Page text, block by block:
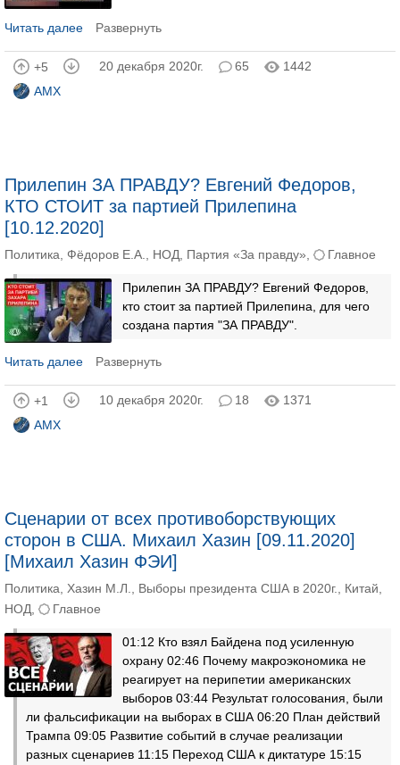
Читать далее Развернуть
+5 20 декабря 2020г. 65
1442
AMX
Прилепин ЗА ПРАВДУ? Евгений Федоров,
КТО СТОИТ за партией Прилепина
[10.12.2020]
Политика Фёдоров Е.А. НОД Партия «За правду» Главное
Прилепин ЗА ПРАВДУ? Евгений Федоров,
кто стоит за партией Прилепина, для чего
создана партия "ЗА ПРАВДУ".
Читать далее Развернуть
+1 10 декабря 2020г. 18
1371
AMX
Сценарии от всех противоборствующих
сторон в США. Михаил Хазин [09.11.2020]
[Михаил Хазин ФЭИ]
Политика Хазин М.Л. Выборы президента США в 2020г. Китай
НОД
Главное
01:12 Кто взял Байдена под усиленную
охрану 02:46 Почему макроэкономика не
реагирует на перипетии американских
выборов 03:44 Результат голосования, были
ли фальсификации на выборах в США 06:20 План действий
Трампа 09:05 Развитие событий в случае реализации
разных сценариев 11:15 Переход США к диктатуре 15:15